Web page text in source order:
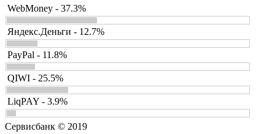
WebMoney - 37.3%
Яндекс.Деньги - 12.7%
PayPal - 11.8%
QIWI - 25.5%
LiqPAY - 3.9%
Сервисбанк © 2019